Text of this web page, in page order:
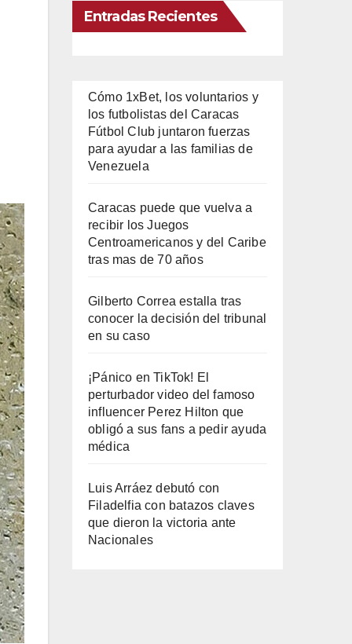
Entradas Recientes
Cómo 1xBet, los voluntarios y
los futbolistas del Caracas
Fútbol Club juntaron fuerzas
para ayudar a las familias de
Venezuela
Caracas puede que vuelva a
recibir los Juegos
Centroamericanos y del Caribe
tras mas de 70 años
Gilberto Correa estalla tras
conocer la decisión del tribunal
en su caso
¡Pánico en TikTok! El
perturbador video del famoso
influencer Perez Hilton que
obligó a sus fans a pedir ayuda
médica
Luis Arráez debutó con
Filadelfia con batazos claves
que dieron la victoria ante
Nacionales